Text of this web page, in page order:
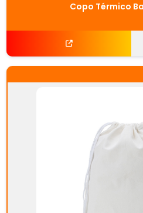
Copo Térmico